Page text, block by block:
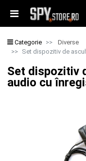
Categorie
Diverse
Set dispozitiv de
Set dispozitiv
audio cu